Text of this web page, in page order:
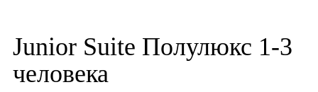
Junior Suite Полулюкс 1-3
человека